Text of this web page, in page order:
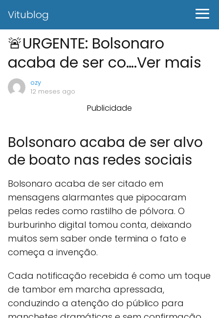
Vitublog
🚨URGENTE: Bolsonaro
acaba de ser co….Ver mais
ozy
12 meses ago
Publicidade
Bolsonaro acaba de ser alvo
de boato nas redes sociais
Bolsonaro acaba de ser citado em
mensagens alarmantes que pipocaram
pelas redes como rastilho de pólvora. O
burburinho digital tomou conta, deixando
muitos sem saber onde termina o fato e
começa a invenção.
Cada notificação recebida é como um toque
de tambor em marcha apressada,
conduzindo a atenção do público para